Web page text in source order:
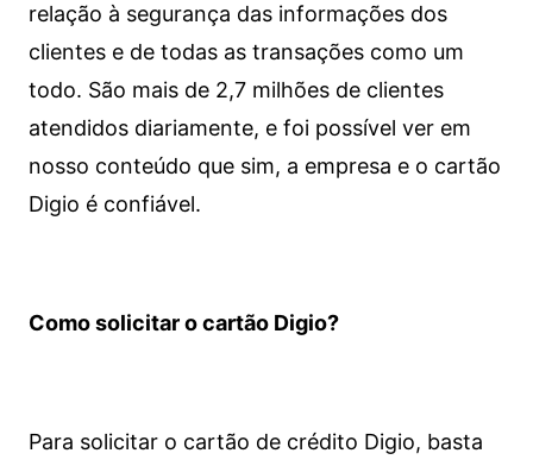
relação à segurança das informações dos
clientes e de todas as transações como um
todo. São mais de 2,7 milhões de clientes
atendidos diariamente, e foi possível ver em
nosso conteúdo que sim, a empresa e o cartão
Digio é confiável.
Como solicitar o cartão Digio?
Para solicitar o cartão de crédito Digio, basta